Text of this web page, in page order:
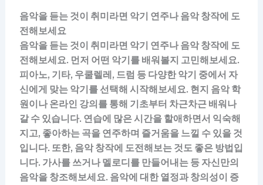
음악을 듣는 것이 취미라면 악기 연주나 음악 창작에 도
전해보세요
음악을 듣는 것이 취미라면 악기 연주나 음악 창작에 도
전해보세요. 먼저 어떤 악기를 배워볼지 고민해보세요.
피아노, 기타, 우쿨렐레, 드럼 등 다양한 악기 중에서 자
신에게 맞는 악기를 선택해 시작해보세요. 현지 음악 학
원이나 온라인 강의를 통해 기초부터 차근차근 배워나
갈 수 있습니다. 연습에 많은 시간을 할애하면서 익숙해
지고, 좋아하는 곡을 연주하며 즐거움을 느낄 수 있을 것
입니다. 또한, 음악 창작에 도전해보는 것도 좋은 방법입
니다. 가사를 쓰거나 멜로디를 만들어내는 등 자신만의
음악을 창조해보세요. 음악에 대한 열정과 창의성이 증